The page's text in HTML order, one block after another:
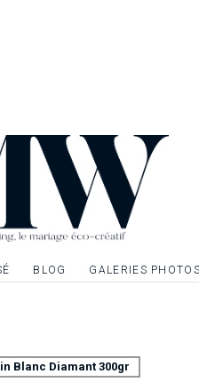
BLOG GALERIES PHOTOS
dorure, de
textes ou
demande.
Blanc Diamant 300gr